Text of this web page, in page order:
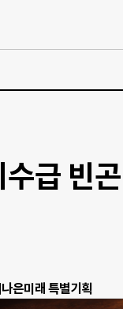
급 빈곤
은미래 특별기획